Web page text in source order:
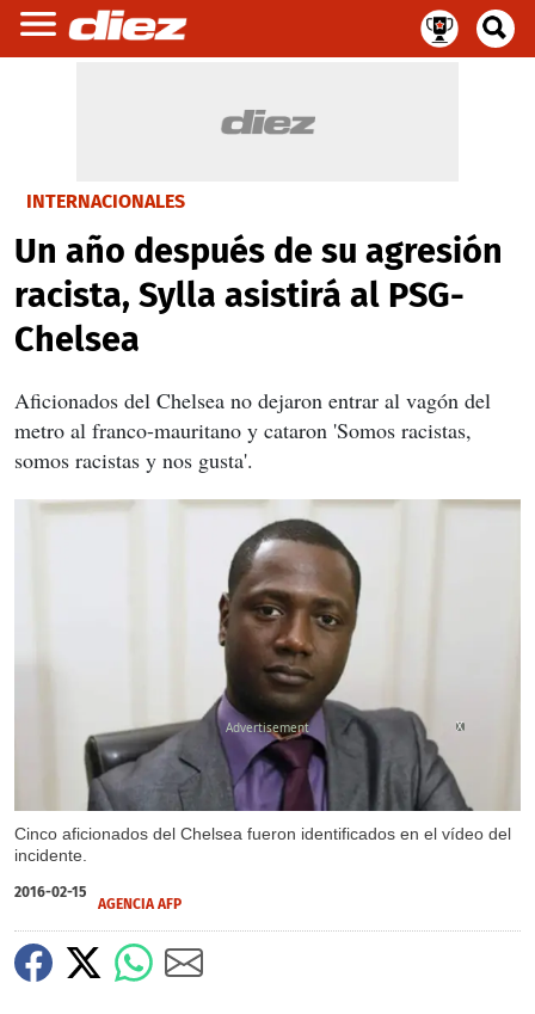
INTERNACIONALES
Un año después de su agresión
racista, Sylla asistirá al PSG-
Chelsea
Aficionados del Chelsea no dejaron entrar al vagón del
metro al franco-mauritano y cataron 'Somos racistas,
somos racistas y nos gusta'.
Cinco aficionados del Chelsea fueron identificados en el vídeo del
incidente.
X
2016-02-15
AGENCIA AFP